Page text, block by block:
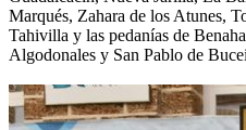
Marqués, Zahara de los Atunes,
Tahivilla y las pedanías de
Algodonales y San Pablo de